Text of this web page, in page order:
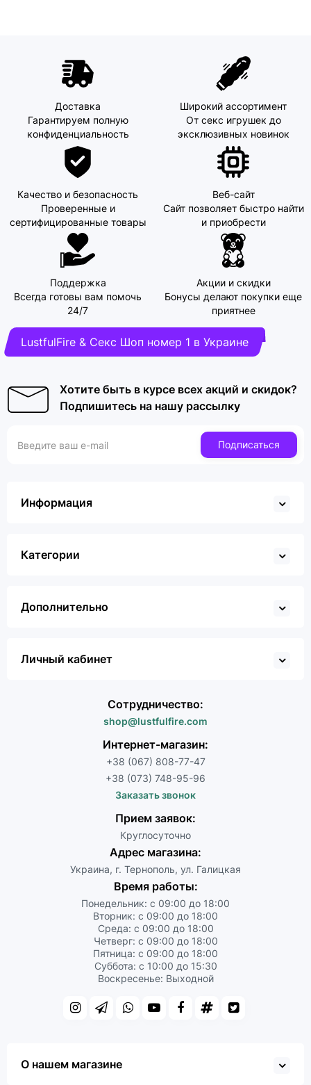
Доставка
Гарантируем полную
конфиденциальность
Широкий ассортимент
От секс игрушек до
эксклюзивных новинок
Качество и безопасность
Проверенные и
сертифицированные товары
Веб-сайт
Сайт позволяет быстро найти
и приобрести
Поддержка
Всегда готовы вам помочь
24/7
Акции и скидки
Бонусы делают покупки еще
приятнее
LustfulFire & Секс Шоп номер 1 в Украине
Хотите быть в курсе всех акций и скидок?
Подпишитесь на нашу рассылку
Подписаться
Информация
Категории
Дополнительно
Личный кабинет
Сотрудничество:
shop@lustfulfire.com
Интернет-магазин:
+38 (067) 808-77-47
+38 (073) 748-95-96
Заказать звонок
Прием заявок:
Круглосуточно
Адрес магазина:
Украина, г. Тернополь, ул. Галицкая
Время работы:
Понедельник: с 09:00 до 18:00
Вторник: с 09:00 до 18:00
Среда: с 09:00 до 18:00
Четверг: с 09:00 до 18:00
Пятница: с 09:00 до 18:00
Суббота: с 10:00 до 15:30
Воскресенье: Выходной
О нашем магазине